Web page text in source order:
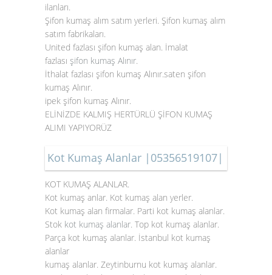
ilanları.
Şifon kumaş alım satım yerleri. Şifon kumaş alım
satım fabrikaları.
United fazlası şifon kumaş alan. İmalat
fazlası şifon kumaş Alınır.
İthalat fazlası şifon kumaş Alınır.saten şifon
kumaş Alınır.
ipek şifon kumaş Alınır.
ELİNİZDE KALMIŞ HERTÜRLÜ ŞİFON KUMAŞ
ALIMI YAPIYORÜZ
Kot Kumaş Alanlar |05356519107|
KOT KUMAŞ ALANLAR.
Kot kumaş anlar. Kot kumaş alan yerler.
Kot kumaş alan firmalar. Parti kot kumaş alanlar.
Stok kot kumaş alanlar. Top kot kumaş alanlar.
Parça kot kumaş alanlar. İstanbul kot kumaş
alanlar
kumaş alanlar. Zeytinburnu kot kumaş alanlar.